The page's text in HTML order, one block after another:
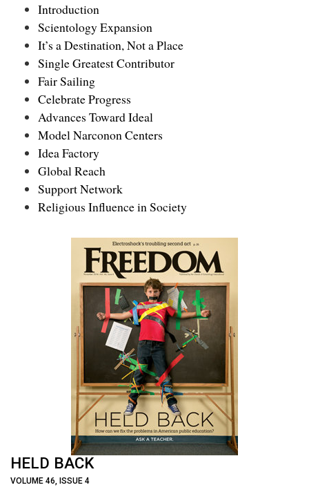
Introduction
Scientology Expansion
It’s a Destination, Not a Place
Single Greatest Contributor
Fair Sailing
Celebrate Progress
Advances Toward Ideal
Model Narconon Centers
Idea Factory
Global Reach
Support Network
Religious Influence in Society
HELD BACK
VOLUME 46, ISSUE 4